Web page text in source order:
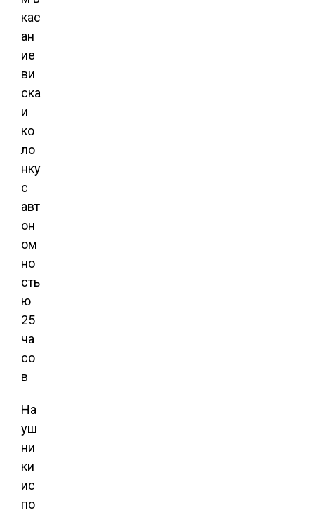
На
уш
ни
ки
ис
по